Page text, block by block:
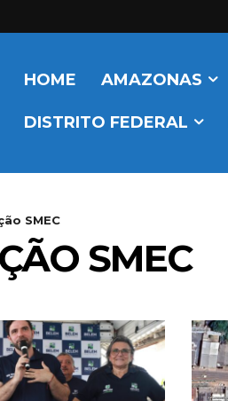
HOME AMAZONAS
DISTRITO FEDERAL
SMEC
SMEC